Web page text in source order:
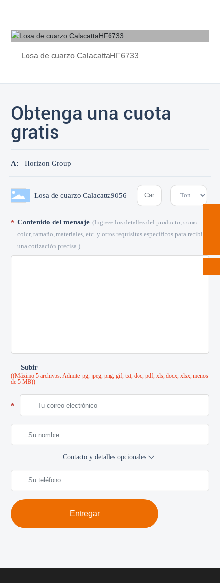
Losa de cuarzo CalacattaHF6733
Obtenga una cuota
gratis
A: Horizon Group
Losa de cuarzo Calacatta9056
Contenido del mensaje (Ingrese los detalles del producto, como
color, tamaño, materiales, etc. y otros requisitos específicos para recibir
una cotización precisa.)
Subir
((Máximo 5 archivos. Admite jpg, jpeg, png, gif, txt, doc, pdf, xls, docx, xlsx, menos
de 5 MB))
Contacto y detalles opcionales
Entregar
horizon@horizon-quartz.com
8613761823666